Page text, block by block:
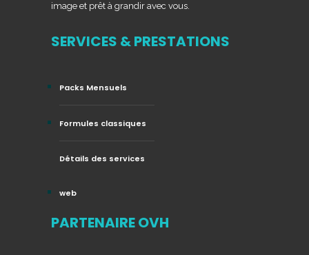
image et prêt à grandir avec vous.
SERVICES & PRESTATIONS
Packs Mensuels
Formules classiques
Détails des services
web
PARTENAIRE OVH